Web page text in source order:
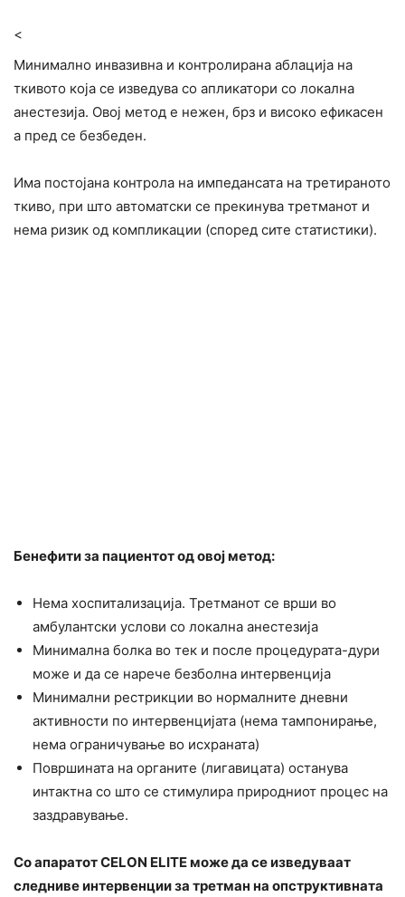
<
Минимално инвазивна и контролирана аблација на
ткивото која се изведува со апликатори со локална
анестезија. Овој метод е нежен, брз и високо ефикасен
а пред се безбеден.
Има постојана контрола на импедансата на третираното
ткиво, при што автоматски се прекинува третманот и
нема ризик од компликации (според сите статистики).
Бенефити за пациентот од овој метод:
Нема хоспитализација. Третманот се врши во
амбулантски услови со локална анестезија
Минимална болка во тек и после процедурата-дури
може и да се нарече безболна интервенција
Минимални рестрикции во нормалните дневни
активности по интервенцијата (нема тампонирање,
нема ограничување во исхраната)
Површината на органите (лигавицата) останува
интактна со што се стимулира природниот процес на
заздравување.
Со апаратот CELON ELITE може да се изведуваат
следниве интервенции за третман на опструктивната